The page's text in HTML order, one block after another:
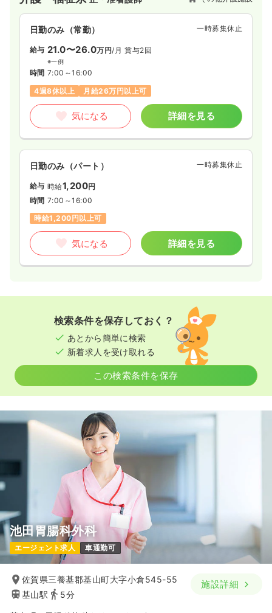
日勤のみ（常勤） 一時募集休止
給与 21.0〜26.0万円/月 賞与2回
※一例
時間 7:00～16:00
4週8休以上
月給26万円以上可
気になる 詳細を見る
日勤のみ（パート） 一時募集休止
給与 時給1,200円
時間 7:00～16:00
時給1,200円以上可
気になる 詳細を見る
検索条件を保存しておく？
あとから簡単に検索
新着求人を受け取れる
この検索条件を保存
池田胃腸科外科
エージェント求人 車通勤可
佐賀県三養基郡基山町大字小倉545-55
基山駅
5分
施設詳細